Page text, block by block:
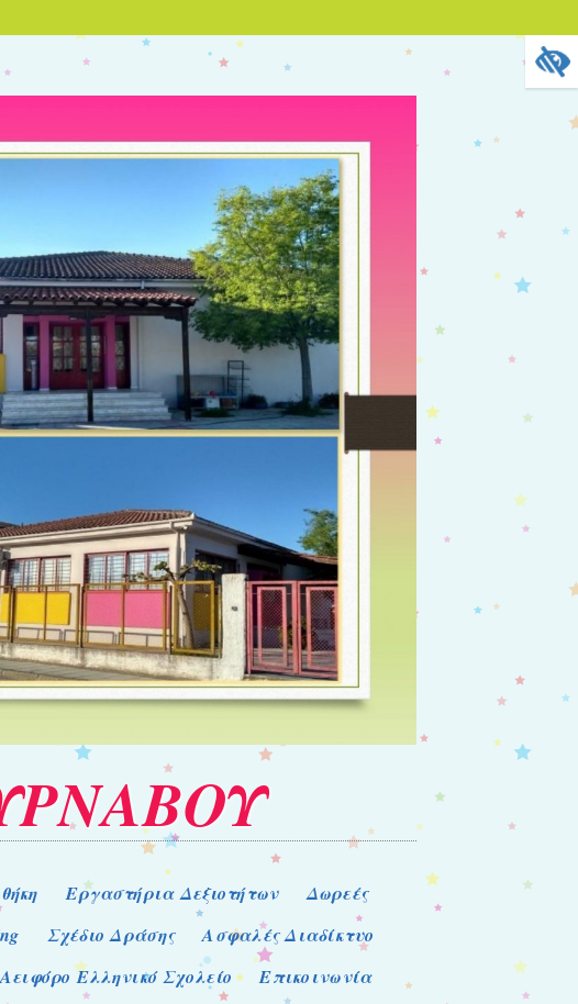
Εργαστήρια Δεξιοτήτων
Δωρεές
Σχέδιο Δράσης
Ασφαλές Διαδίκτυο
Αειφόρο Ελληνικό Σχολείο
Επικοινωνία